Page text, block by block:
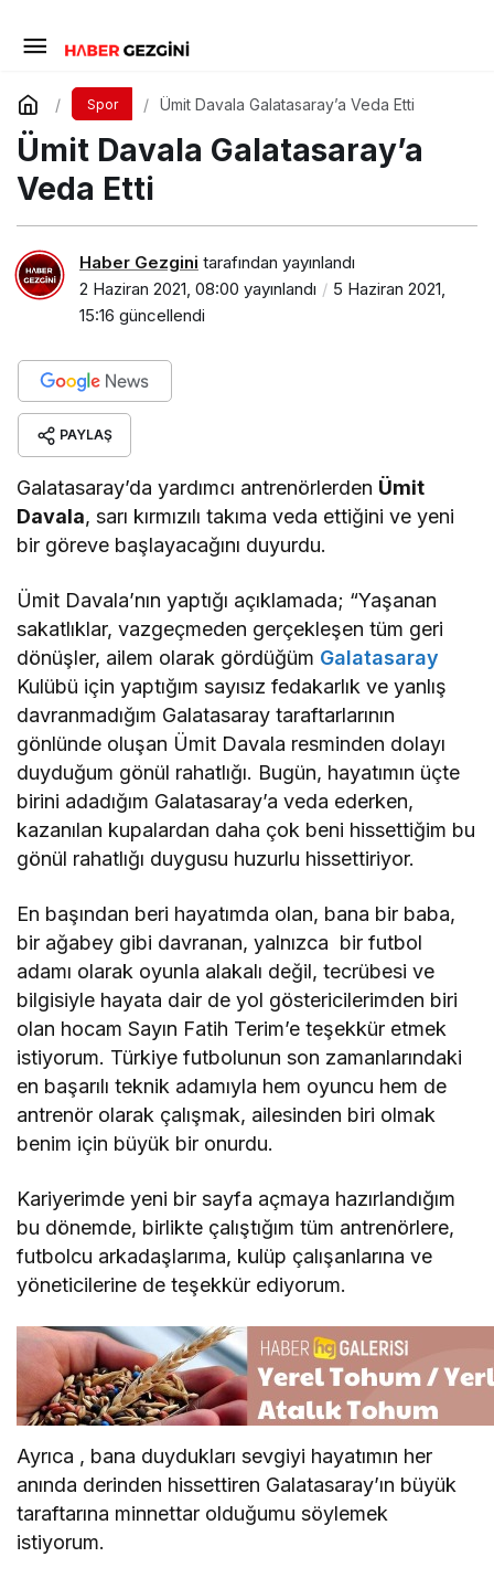
Spor Ümit Davala Galatasaray’a Veda Etti
Ümit Davala Galatasaray’a
Veda Etti
Haber Gezgini tarafından yayınlandı
2 Haziran 2021, 08:00 yayınlandı
5 Haziran 2021,
15:16 güncellendi
PAYLAŞ
Galatasaray’da yardımcı antrenörlerden Ümit
Davala, sarı kırmızılı takıma veda ettiğini ve yeni
bir göreve başlayacağını duyurdu.
Ümit Davala’nın yaptığı açıklamada; “Yaşanan
sakatlıklar, vazgeçmeden gerçekleşen tüm geri
dönüşler, ailem olarak gördüğüm Galatasaray
Kulübü için yaptığım sayısız fedakarlık ve yanlış
davranmadığım Galatasaray taraftarlarının
gönlünde oluşan Ümit Davala resminden dolayı
duyduğum gönül rahatlığı. Bugün, hayatımın üçte
birini adadığım Galatasaray’a veda ederken,
kazanılan kupalardan daha çok beni hissettiğim bu
gönül rahatlığı duygusu huzurlu hissettiriyor.
En başından beri hayatımda olan, bana bir baba,
bir ağabey gibi davranan, yalnızca bir futbol
adamı olarak oyunla alakalı değil, tecrübesi ve
bilgisiyle hayata dair de yol göstericilerimden biri
olan hocam Sayın Fatih Terim’e teşekkür etmek
istiyorum. Türkiye futbolunun son zamanlarındaki
en başarılı teknik adamıyla hem oyuncu hem de
antrenör olarak çalışmak, ailesinden biri olmak
benim için büyük bir onurdu.
Kariyerimde yeni bir sayfa açmaya hazırlandığım
bu dönemde, birlikte çalıştığım tüm antrenörlere,
futbolcu arkadaşlarıma, kulüp çalışanlarına ve
yöneticilerine de teşekkür ediyorum.
Ayrıca , bana duydukları sevgiyi hayatımın her
anında derinden hissettiren Galatasaray’ın büyük
taraftarına minnettar olduğumu söylemek
istiyorum.